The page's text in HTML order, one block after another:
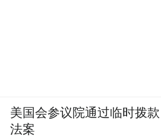
美国会参议院通过临时拨款
法案